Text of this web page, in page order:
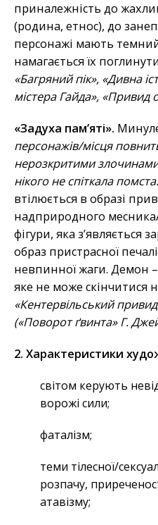
приналежність до
(родина, етнос), до
персонажі мають
намагається їх
«Багряний пік», «Дивна
містера Гайда», «Привид
«Задуха пам’яті».
персонажів/місця
нерозкритими
нікого не спіткала помста.
втілюється в образі
надприродного месника/
фігури, яка з’являється
образ пристрасної
невпинної жаги. Демон
яке не може скінчитися
«Кентервільський
(«Поворот ґвинта» Г.
2. Характеристики
світом керують
ворожі сили;
фаталізм;
теми тілесної/
розпачу,
атавізму;